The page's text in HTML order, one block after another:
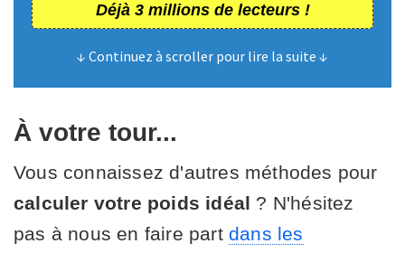
Déjà 3 millions de lecteurs !
↓ Continuez à scroller pour lire la suite ↓
À votre tour...
Vous connaissez d'autres méthodes pour
calculer votre poids idéal ? N'hésitez
pas à nous en faire part dans les